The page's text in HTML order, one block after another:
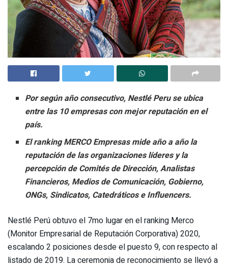
Por según año consecutivo, Nestlé Peru se ubica
entre las 10 empresas con mejor reputación en el
país.
El ranking MERCO Empresas mide año a año la
reputación de las organizaciones líderes y la
percepción de Comités de Dirección, Analistas
Financieros, Medios de Comunicación, Gobierno,
ONGs, Sindicatos, Catedráticos e Influencers.
Nestlé Perú obtuvo el 7mo lugar en el ranking Merco
(Monitor Empresarial de Reputación Corporativa) 2020,
escalando 2 posiciones desde el puesto 9, con respecto al
listado de 2019. La ceremonia de reconocimiento se llevó a